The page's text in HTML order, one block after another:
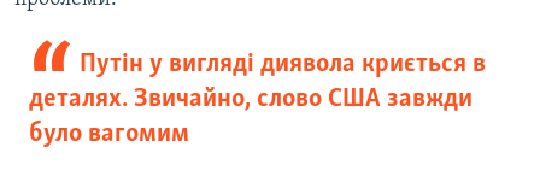
Путін у вигляді диявола криється в
деталях. Звичайно, слово США завжди
було вагомим